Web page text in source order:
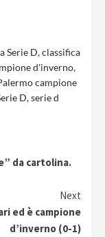
Serie D,classifica
d'inverno,
campione
D,serie d
da cartolina.
Next
ed è campione
d’inverno (0-1)